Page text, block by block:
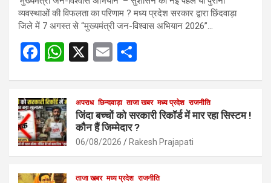
व्यवस्थाओं की विफलता का परिणाम ? मध्य प्रदेश सरकार द्वारा छिंदवाड़ा
जिले में 7 अगस्त से “मुख्यमंत्री जन-विश्वास अभियान 2026”…
F
b
o
o
k
W
s
A
p
p
X
E
e
अपराध छिन्दवाड़ा ताजा खबर मध्य प्रदेश राजनीति
जिंदा बच्चों को सरकारी रिकॉर्ड में मार रहा सिस्टम !
कौन हैं जिम्मेदार ?
06/08/2026 Rakesh Prajapati
ताजा खबर मध्य प्रदेश राजनीति